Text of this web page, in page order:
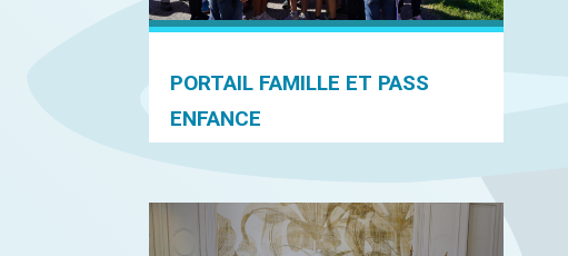
PORTAIL FAMILLE ET PASS
ENFANCE